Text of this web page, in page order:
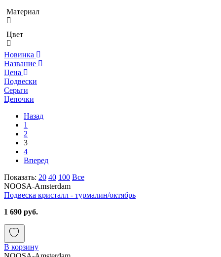
Материал
Цвет
Новинка
Название
Цена
Подвески
Серьги
Цепочки
Назад
1
2
3
4
Вперед
Показать: 20 40 100 Все
NOOSA-Amsterdam
Подвеска кристалл - турмалин/октябрь
1 690 руб.
В корзину